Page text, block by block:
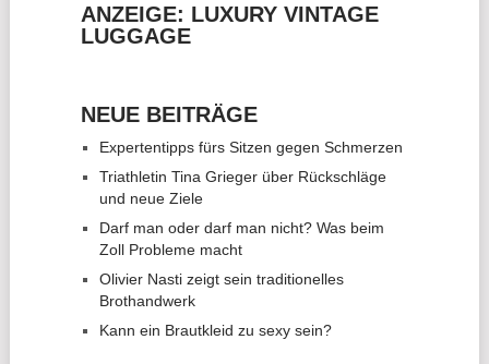
ANZEIGE: LUXURY VINTAGE
LUGGAGE
NEUE BEITRÄGE
Expertentipps fürs Sitzen gegen Schmerzen
Triathletin Tina Grieger über Rückschläge
und neue Ziele
Darf man oder darf man nicht? Was beim
Zoll Probleme macht
Olivier Nasti zeigt sein traditionelles
Brothandwerk
Kann ein Brautkleid zu sexy sein?